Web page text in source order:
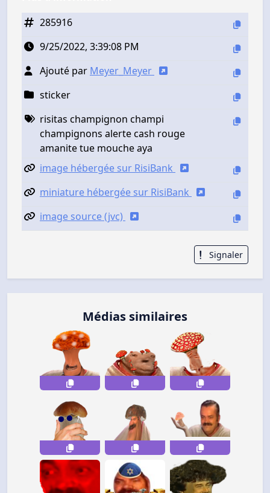
285916
9/25/2022, 3:39:08 PM
Ajouté par Meyer_Meyer
sticker
risitas champignon champi
champignons alerte cash rouge
amanite tue mouche aya
image hébergée sur RisiBank
miniature hébergée sur RisiBank
image source (jvc)
Signaler
Médias similaires